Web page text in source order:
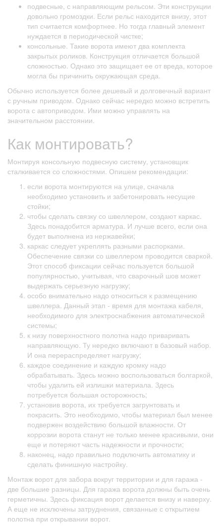
подвесные, с направляющим рельсом. Эти конструкции
довольно громоздки. Если рельс находится внизу, этот
тип считается комфортнее. Но тогда главный элемент
нуждается в периодической чистке;
консольные. Такие ворота имеют два комплекта
закрытых роликов. Конструкция отличается большой
сложностью. Однако это защищает ее от вреда, которое
могла бы причинить окружающая среда.
Обычно используется более дешевый и долговечный вариант
с ручным приводом. Однако сейчас нередко можно встретить
ворота с автоприводом. Ими можно управлять на
значительном расстоянии.
Как монтировать?
Монтируя консольную подвесную систему, установщик
сталкивается со сложностями. Опишем рекомендации:
если ворота монтируются на улице, сначала
необходимо установить и забетонировать несущие
стойки;
чтобы сделать связку со швеллером, создают каркас.
Здесь понадобится арматура. И лучше всего, если она
будет выполнена из нержавейки;
каркас следует укреплять разными распорками.
Обеспечение связки со швеллером проводится сваркой.
Этот способ фиксации сейчас пользуется большой
популярностью, учитывая, что сварочный шов может
выдержать серьезную нагрузку;
особо внимательно надо относиться к размещению
швеллера. Данный этап - время для монтажа кабеля,
необходимого для электроснабжения автоматической
системы;
к низу поверхностного полотна надо приваривать
направляющую. Ту нередко включают в базовый набор.
И она перераспределяет нагрузку;
каждое соединение и каждую кромку надо
обрабатывать. Здесь можно воспользоваться болгаркой,
чтобы удалить ей излишки материала. Здесь
потребуется большая осторожность;
установив ворота, их требуется загрунтовать и
покрасить. Это необходимо, чтобы материал был менее
подвержен воздействию большой влажности. От
коррозии ворота станут не только менее красивыми, они
еще и потеряют часть надежности и прочности;
наконец, надо правильно подключить автоматику и
сделать финишную настройку.
Монтаж ворот для забора вокруг территории и для гаража -
две большие разницы. Для гаража ворота должны быть очень
герметичны. Здесь фиксация ворот делается внизу и наверху.
А еще не исключены затруднения, связанные с открытием
полотна при открывании ворот.